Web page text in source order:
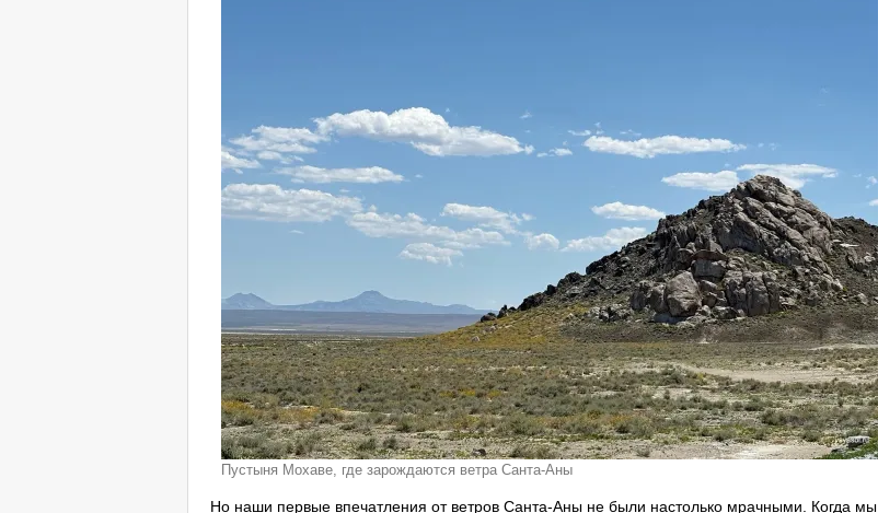
Пустыня Мохаве, где зарождаются ветра Санта-Аны
Но наши первые впечатления от ветров Санта-Аны не были настолько мрачными. Когда мы